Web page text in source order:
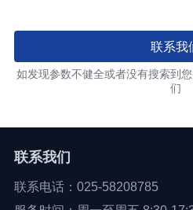
联系我
如发现参数不健全或者没有搜索到
们
联系我们
联系电话：025-58208785